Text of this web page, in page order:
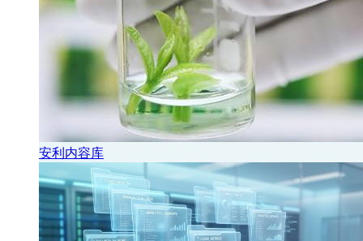
安利内容库